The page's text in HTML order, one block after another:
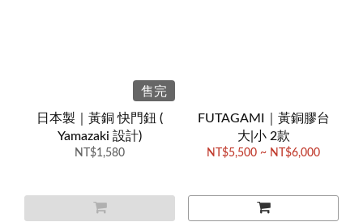
售完
日本製｜黃銅 快門鈕 (
Yamazaki 設計)
NT$1,580
FUTAGAMI｜黃銅膠台
大|小 2款
NT$5,500 ~ NT$6,000